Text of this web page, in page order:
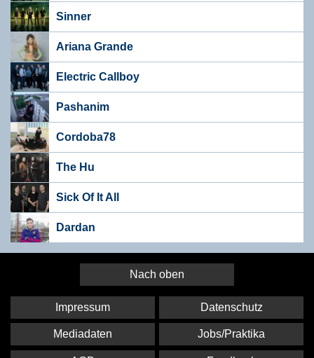
Sinner
Ariana Grande
Electric Callboy
Pashanim
Cordoba78
The Hu
Sick Of It All
Dardan
Nach oben
Impressum Datenschutz
Mediadaten Jobs/Praktika